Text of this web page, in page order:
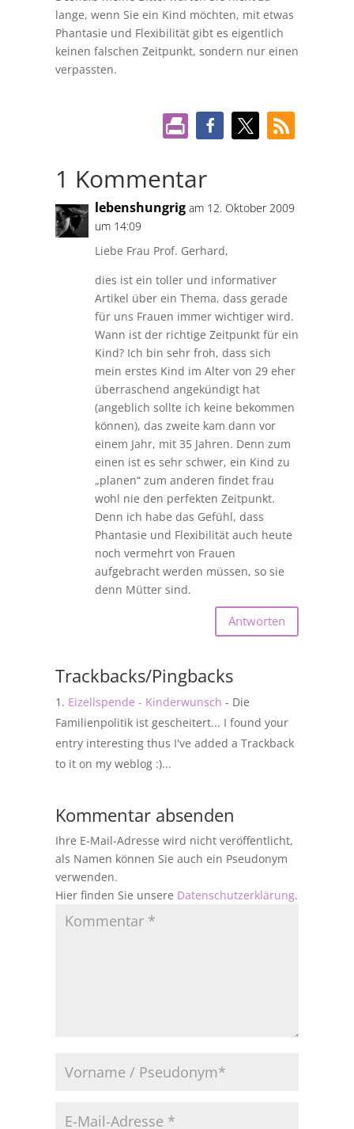
lange, wenn Sie ein Kind möchten, mit etwas
Phantasie und Flexibilität gibt es eigentlich
keinen falschen Zeitpunkt, sondern nur einen
verpassten.
1 Kommentar
lebenshungrig am 12. Oktober 2009
um 14:09
Liebe Frau Prof. Gerhard,
dies ist ein toller und informativer
Artikel über ein Thema, dass gerade
für uns Frauen immer wichtiger wird.
Wann ist der richtige Zeitpunkt für ein
Kind? Ich bin sehr froh, dass sich
mein erstes Kind im Alter von 29 eher
überraschend angekündigt hat
(angeblich sollte ich keine bekommen
können), das zweite kam dann vor
einem Jahr, mit 35 Jahren. Denn zum
einen ist es sehr schwer, ein Kind zu
„planen“ zum anderen findet frau
wohl nie den perfekten Zeitpunkt.
Denn ich habe das Gefühl, dass
Phantasie und Flexibilität auch heute
noch vermehrt von Frauen
aufgebracht werden müssen, so sie
denn Mütter sind.
Antworten
Trackbacks/Pingbacks
Eizellspende - Kinderwunsch - Die
Familienpolitik ist gescheitert... I found your
entry interesting thus I've added a Trackback
to it on my weblog :)...
Kommentar absenden
Ihre E-Mail-Adresse wird nicht veröffentlicht,
als Namen können Sie auch ein Pseudonym
verwenden.
Hier finden Sie unsere Datenschutzerklärung.